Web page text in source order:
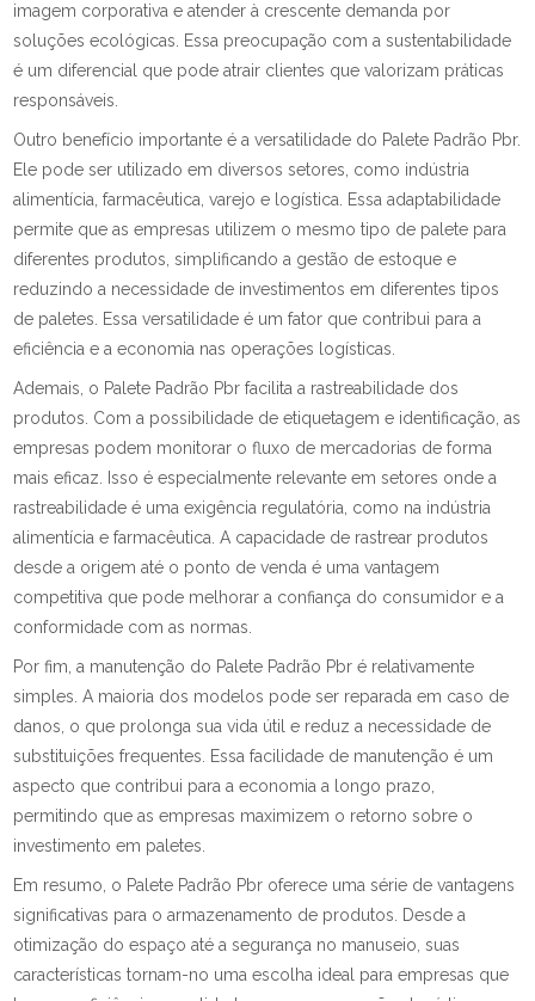
imagem corporativa e atender à crescente demanda por
soluções ecológicas. Essa preocupação com a sustentabilidade
é um diferencial que pode atrair clientes que valorizam práticas
responsáveis.
Outro benefício importante é a versatilidade do Palete Padrão Pbr.
Ele pode ser utilizado em diversos setores, como indústria
alimentícia, farmacêutica, varejo e logística. Essa adaptabilidade
permite que as empresas utilizem o mesmo tipo de palete para
diferentes produtos, simplificando a gestão de estoque e
reduzindo a necessidade de investimentos em diferentes tipos
de paletes. Essa versatilidade é um fator que contribui para a
eficiência e a economia nas operações logísticas.
Ademais, o Palete Padrão Pbr facilita a rastreabilidade dos
produtos. Com a possibilidade de etiquetagem e identificação, as
empresas podem monitorar o fluxo de mercadorias de forma
mais eficaz. Isso é especialmente relevante em setores onde a
rastreabilidade é uma exigência regulatória, como na indústria
alimentícia e farmacêutica. A capacidade de rastrear produtos
desde a origem até o ponto de venda é uma vantagem
competitiva que pode melhorar a confiança do consumidor e a
conformidade com as normas.
Por fim, a manutenção do Palete Padrão Pbr é relativamente
simples. A maioria dos modelos pode ser reparada em caso de
danos, o que prolonga sua vida útil e reduz a necessidade de
substituições frequentes. Essa facilidade de manutenção é um
aspecto que contribui para a economia a longo prazo,
permitindo que as empresas maximizem o retorno sobre o
investimento em paletes.
Em resumo, o Palete Padrão Pbr oferece uma série de vantagens
significativas para o armazenamento de produtos. Desde a
otimização do espaço até a segurança no manuseio, suas
características tornam-no uma escolha ideal para empresas que